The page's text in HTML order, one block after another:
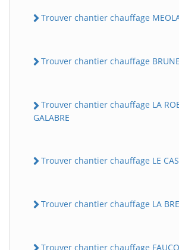
Trouver chantier chauffage
Trouver chantier chauffage
Trouver chantier chauffage LA
GALABRE
Trouver chantier chauffage LE
Trouver chantier chauffage LA
Trouver chantier chauffage